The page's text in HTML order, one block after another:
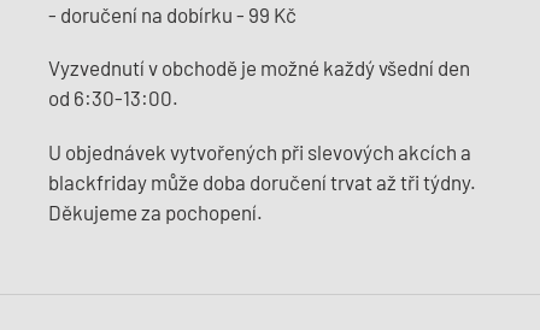
- doručení na dobírku - 99 Kč
Vyzvednutí v obchodě je možné každý všední den
od 6:30-13:00.
U objednávek vytvořených při slevových akcích a
blackfriday může doba doručení trvat až tři týdny.
Děkujeme za pochopení.